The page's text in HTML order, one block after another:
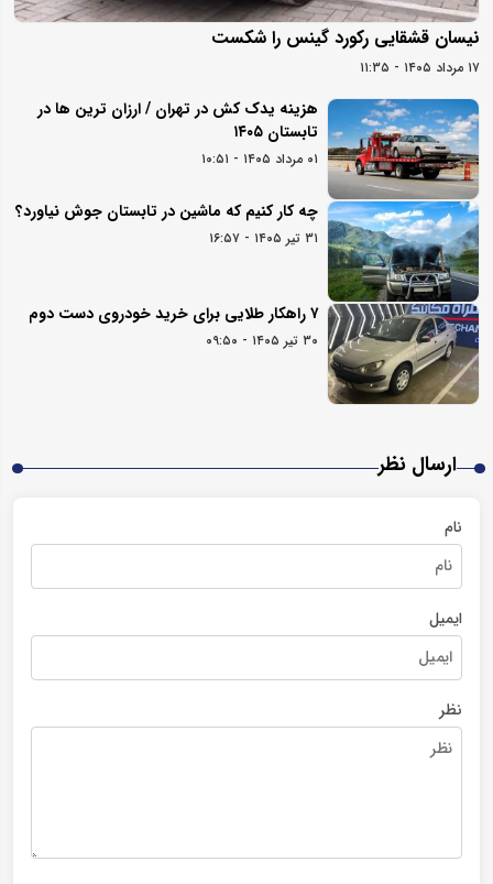
نیسان قشقایی رکورد گینس را شکست
۱۷ مرداد ۱۴۰۵ - ۱۱:۳۵
هزینه یدک کش در تهران / ارزان ترین ها در
تابستان ۱۴۰۵
۰۱ مرداد ۱۴۰۵ - ۱۰:۵۱
چه کار کنیم که ماشین در تابستان جوش نیاورد؟
۳۱ تیر ۱۴۰۵ - ۱۶:۵۷
۷ راهکار طلایی برای خرید خودروی دست دوم
۳۰ تیر ۱۴۰۵ - ۰۹:۵۰
ارسال نظر
نام
ایمیل
نظر